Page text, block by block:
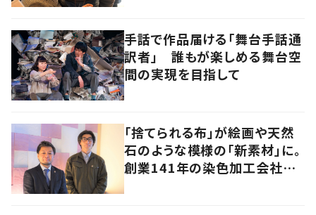
手話で作品届ける「舞台手話通
訳者」 誰もが楽しめる舞台空
間の実現を目指して
「捨てられる布」が絵画や天然
石のような模様の「新素材」に。
創業141年の染色加工会社が